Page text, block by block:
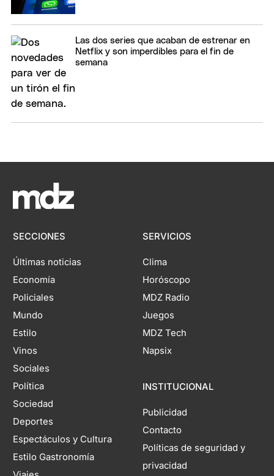
Las dos series que acaban de estrenar en
Netflix y son imperdibles para el fin de
semana
SECCIONES
Últimas noticias
Economía
Policiales
Mundo
Estilo
Vinos
Sociales
Política
Sociedad
Deportes
Espectáculos y Cultura
Estilo Gastronomía
SERVICIOS
Clima
Horóscopo
MDZ Radio
Juegos
MDZ Tech
Napsix
INSTITUCIONAL
Publicidad
Contacto
Políticas de seguridad y
privacidad